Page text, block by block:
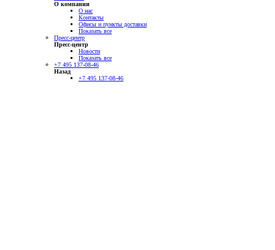
О компании
О нас
Контакты
Офисы и пункты доставки
Показать все
Пресс-центр
Пресс-центр
Новости
Показать все
+7 495 137-08-46
Назад
+7 495 137-08-46